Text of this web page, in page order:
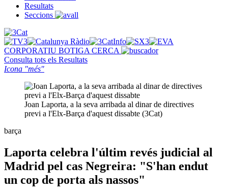
Resultats
Seccions
CORPORATIU BOTIGA CERCA
Consulta tots els Resultats
Icona "més"
Joan Laporta, a la seva arribada al dinar de directives
previ a l'Elx-Barça d'aquest dissabte (3Cat)
barça
Laporta celebra l'últim revés judicial al
Madrid pel cas Negreira: "S'han endut
un cop de porta als nassos"